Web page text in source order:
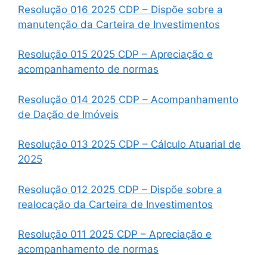
Resolução 016 2025 CDP – Dispõe sobre a
manutenção da Carteira de Investimentos
Resolução 015 2025 CDP – Apreciação e
acompanhamento de normas
Resolução 014 2025 CDP – Acompanhamento
de Dação de Imóveis
Resolução 013 2025 CDP – Cálculo Atuarial de
2025
Resolução 012 2025 CDP – Dispõe sobre a
realocação da Carteira de Investimentos
Resolução 011 2025 CDP – Apreciação e
acompanhamento de normas